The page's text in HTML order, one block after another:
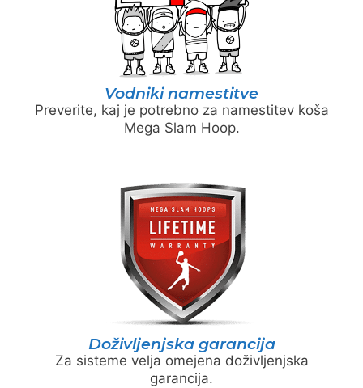
Vodniki namestitve
Preverite, kaj je potrebno za namestitev koša
Mega Slam Hoop.
Doživljenjska garancija
Za sisteme velja omejena doživljenjska
garancija.